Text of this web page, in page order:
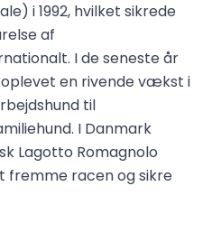
i 1992, hvilket sikrede
af
I de seneste år
en rivende vækst i
til
I Danmark
Lagotto Romagnolo
fremme racen og sikre